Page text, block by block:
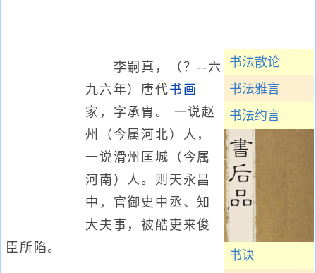
书法散论
书法雅言
书法约言
书诀
李嗣真，（？--六
九六年）唐代书画
家，字承胄。 一说赵
州（今属河北）人，
一说滑州匡城（今属
河南）人。则天永昌
中，官御史中丞、知
大夫事，被酷吏来俊
臣所陷。